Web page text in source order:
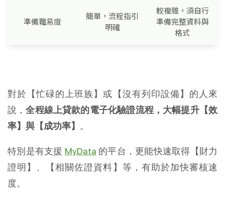
準備難易度
簡單，流程指引
明確
較複雜，須自行
準備完整資料與
格式
對於【忙碌的上班族】或【沒有列印設備】的人來
說，全程線上貸款的電子化驗證流程，大幅提升【效
率】與【成功率】 。
特別是有支援 MyData 的平台，更能快速取得【財力
證明】、【相關佐證資料】等，有助於加快審核速
度。